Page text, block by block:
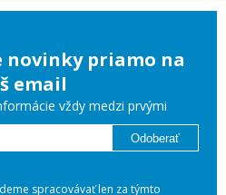
novinky priamo na
email
vždy medzi prvými
Odoberať
spracovávať len za týmto